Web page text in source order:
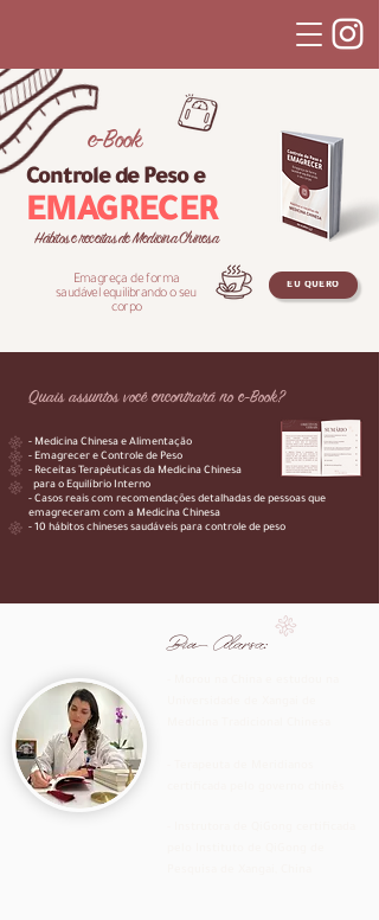
e-Book
Controle de Peso e
EMAGRECER
Hábitos e receitas de Medicina Chinesa
Emagreça de forma
saudável equilibrando o seu
corpo
EU QUERO
Quais assuntos você encontrará no e-Book?
- Medicina Chinesa e Alimentação
- Emagrecer e Controle de Peso
- Receitas Terapêuticas da Medicina Chinesa
para o Equilíbrio Interno
- Casos reais com recomendações detalhadas de pessoas que
emagreceram com a Medicina Chinesa
- 10 hábitos chineses saudáveis para controle de peso
Bia Alarsa: